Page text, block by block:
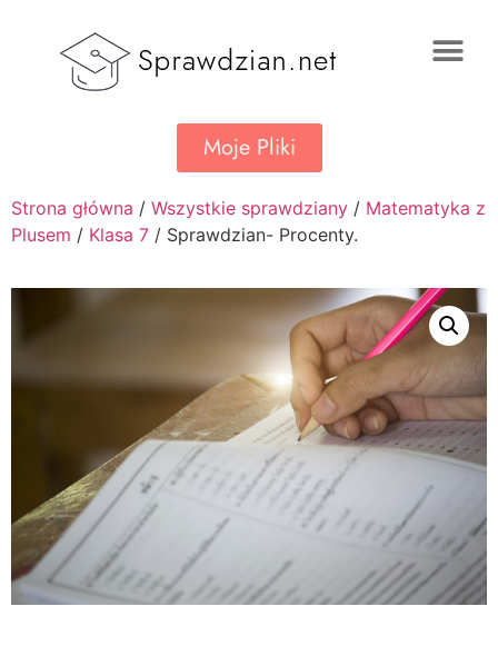
Moje Pliki
Strona główna / Wszystkie sprawdziany / Matematyka z
Plusem / Klasa 7 / Sprawdzian- Procenty.